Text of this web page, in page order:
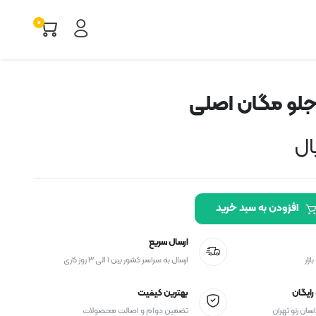
۹۰
لوازم مصرفی تالیسمان
لوازم مصرفی ساندرو
۰
مگان اصلی
افزودن به سبد خرید
ارسال سریع
ارسال به سراسر کشور بین ۱ الی ۳ روز کاری
رنو تهران
بهترین کیفیت
تضمین دوام و اصالت محصولات